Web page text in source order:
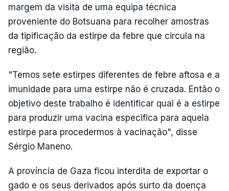
margem da visita de uma equipa técnica
proveniente do Botsuana para recolher amostras
da tipificação da estirpe da febre que circula na
região.
"Temos sete estirpes diferentes de febre aftosa e a
imunidade para uma estirpe não é cruzada. Então o
objetivo deste trabalho é identificar qual é a estirpe
para produzir uma vacina especifica para aquela
estirpe para procedermos à vacinação", disse
Sérgio Maneno.
A província de Gaza ficou interdita de exportar o
gado e os seus derivados após surto da doença